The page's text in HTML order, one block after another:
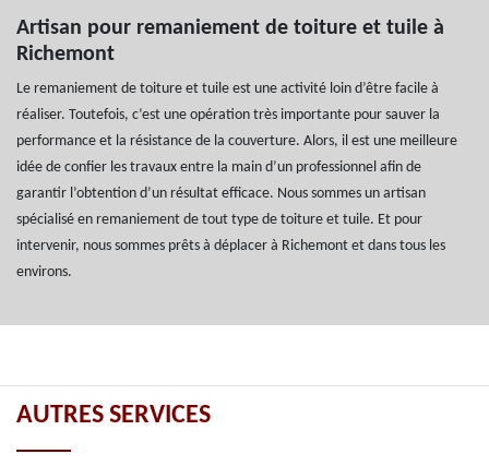
Artisan pour remaniement de toiture et tuile à
Richemont
Le remaniement de toiture et tuile est une activité loin d’être facile à
réaliser. Toutefois, c’est une opération très importante pour sauver la
performance et la résistance de la couverture. Alors, il est une meilleure
idée de confier les travaux entre la main d’un professionnel afin de
garantir l’obtention d’un résultat efficace. Nous sommes un artisan
spécialisé en remaniement de tout type de toiture et tuile. Et pour
intervenir, nous sommes prêts à déplacer à Richemont et dans tous les
environs.
AUTRES SERVICES